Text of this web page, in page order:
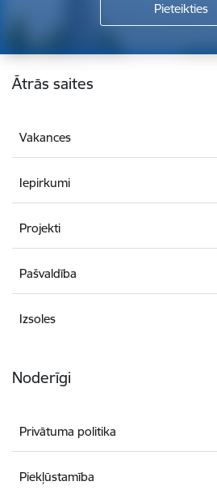
Kājene
Ātrās saites
Vakances
Iepirkumi
Projekti
Pašvaldība
Izsoles
Noderīgi
Privātuma politika
Piekļūstamība